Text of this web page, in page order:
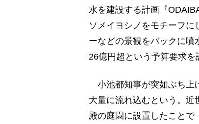
水を建設する計画『
ソメイヨシノをモチーフ
ーなどの景観をバックに噴
26億円超という予算要求を
小池都知事が突如ぶち上
大量に流れ込むという。近
殿の庭園に設置したこと